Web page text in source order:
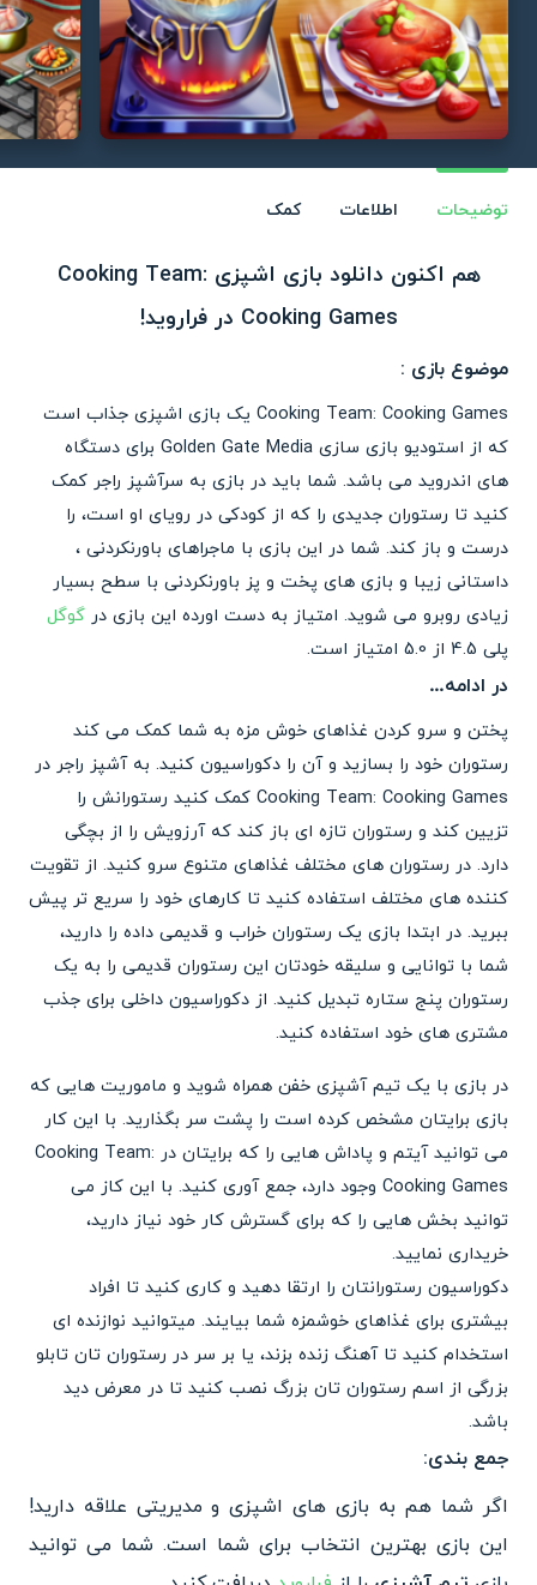
توضیحات اطلاعات کمک
هم اکنون دانلود بازی اشپزی Cooking Team:
Cooking Games در فراروید!
موضوع بازی :
Cooking Team: Cooking Games یک بازی اشپزی جذاب است
که از استودیو بازی سازی Golden Gate Media برای دستگاه
های اندروید می باشد. شما باید در بازی به سرآشپز راجر کمک
کنید تا رستوران جدیدی را که از کودکی در رویای او است، را
درست و باز کند. شما در این بازی با ماجراهای باورنکردنی ،
داستانی زیبا و بازی های پخت و پز باورنکردنی با سطح بسیار
زیادی روبرو می شوید. امتیاز به دست اورده این بازی در گوگل
پلی 4.5 از 5.0 امتیاز است.
در ادامه…
پختن و سرو کردن غذاهای خوش مزه به شما کمک می کند
رستوران خود را بسازید و آن را دکوراسیون کنید. به آشپز راجر در
Cooking Team: Cooking Games کمک کنید رستورانش را
تزیین کند و رستوران تازه ای باز کند که آرزویش را از بچگی
دارد. در رستوران های مختلف غذاهای متنوع سرو کنید. از تقویت
کننده های مختلف استفاده کنید تا کارهای خود را سریع تر پیش
ببرید. در ابتدا بازی یک رستوران خراب و قدیمی داده را دارید،
شما با توانایی و سلیقه خودتان این رستوران قدیمی را به یک
رستوران پنج ستاره تبدیل کنید. از دکوراسیون داخلی برای جذب
مشتری های خود استفاده کنید.
در بازی با یک تیم آشپزی خفن همراه شوید و ماموریت هایی که
بازی برایتان مشخص کرده است را پشت سر بگذارید. با این کار
می توانید آیتم و پاداش هایی را که برایتان در Cooking Team:
Cooking Games وجود دارد، جمع آوری کنید. با این کاز می
توانید بخش هایی را که برای گسترش کار خود نیاز دارید،
خریداری نمایید.
دکوراسیون رستورانتان را ارتقا دهید و کاری کنید تا افراد
بیشتری برای غذاهای خوشمزه شما بیایند. میتوانید نوازنده ای
استخدام کنید تا آهنگ زنده بزند، یا بر سر در رستوران تان تابلو
بزرگی از اسم رستوران تان بزرگ نصب کنید تا در معرض دید
باشد.
جمع بندی:
اگر شما هم به بازی های اشپزی و مدیریتی علاقه دارید!
این بازی بهترین انتخاب برای شما است. شما می توانید